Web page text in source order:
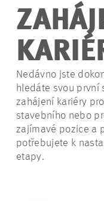
Nedávno jste
hledáte svou první
zahájení kariéry
stavebního nebo
zajímavé pozice a
potřebujete k
etapy.